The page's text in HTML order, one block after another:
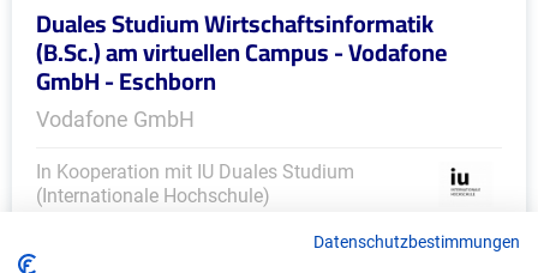
Duales Studium Wirtschaftsinformatik
(B.Sc.) am virtuellen Campus - Vodafone
GmbH - Eschborn
Vodafone GmbH
In Kooperation mit IU Duales Studium
(Internationale Hochschule)
Datenschutzbestimmungen